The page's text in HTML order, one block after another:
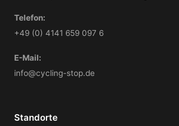
Telefon:
+49 (0) 4141 659 097 6
E-Mail:
info@cycling-stop.de
Standorte